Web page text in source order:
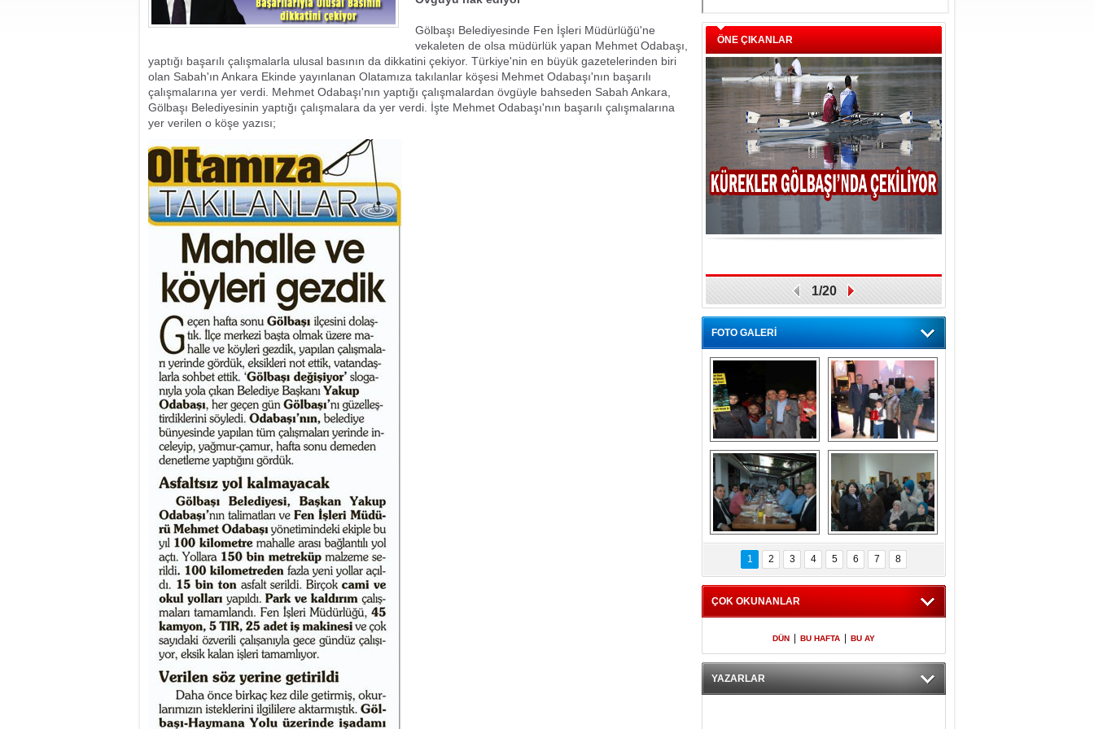
Gölbaşı Belediyesinde Fen İşleri Müdürlüğü'ne
vekaleten de olsa müdürlük yapan Mehmet Odabaşı,
yaptığı başarılı çalışmalarla ulusal basının da dikkatini çekiyor. Türkiye'nin en büyük gazetelerinden biri
olan Sabah'ın Ankara Ekinde yayınlanan Olatamıza takılanlar köşesi Mehmet Odabaşı'nın başarılı
çalışmalarına yer verdi. Mehmet Odabaşı'nın yaptığı çalışmalardan övgüyle bahseden Sabah Ankara,
Gölbaşı Belediyesinin yaptığı çalışmalara da yer verdi. İşte Mehmet Odabaşı'nın başarılı çalışmalarına
yer verilen o köşe yazısı;
ÖNE ÇIKANLAR
1/20
FOTO GALERİ
Gölbaşı GAZZE
İÇİN YÜRÜDÜ
Kaymakamlıktan
iftar yemeği
Kaymakamlıktan
iftar yemeği
NERGÜL
YILDIRIM SEÇİM
BÜROSUNU AÇTI
1 2 3 4 5 6 7 8
ÇOK OKUNANLAR
DÜN BU HAFTA BU AY
YAZARLAR